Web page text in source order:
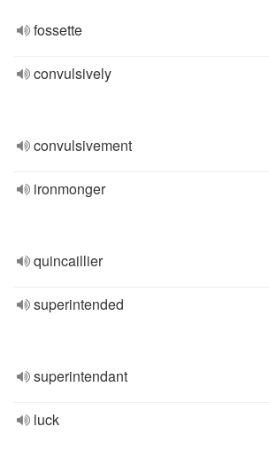
fossette
convulsively
convulsivement
ironmonger
quincaillier
superintended
superintendant
luck